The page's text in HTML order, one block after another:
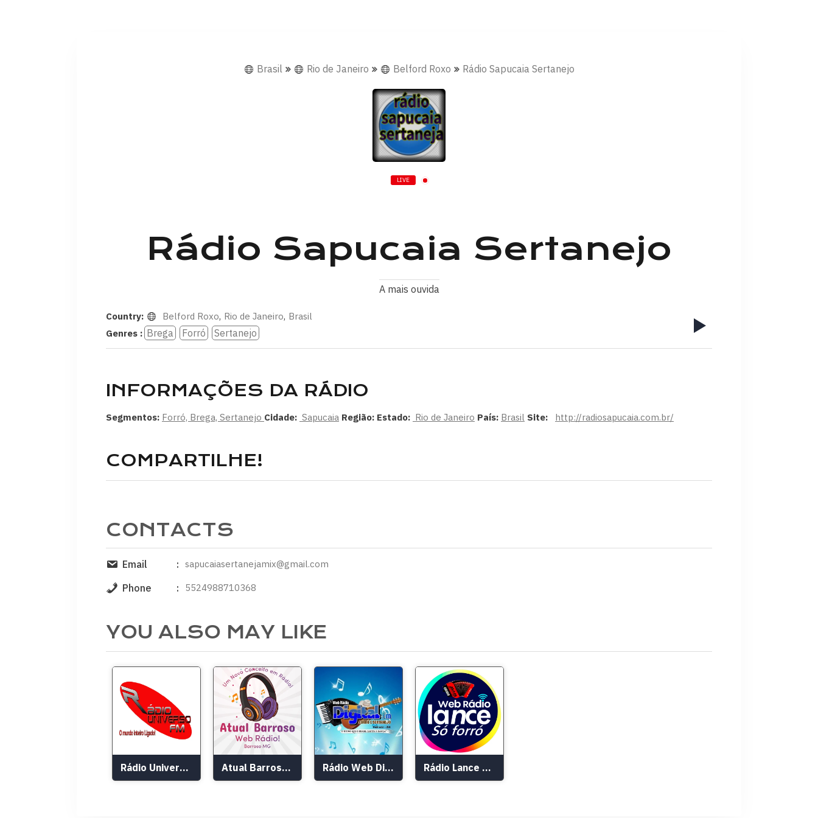
Brasil Rio de Janeiro Belford Roxo Rádio Sapucaia Sertanejo
LIVE
Rádio Sapucaia Sertanejo
A mais ouvida
Country: Belford Roxo, Rio de Janeiro, Brasil
Genres : Brega Forró Sertanejo
INFORMAÇÕES DA RÁDIO
Segmentos: Forró, Brega, Sertanejo Cidade: Sapucaia Região: Estado: Rio de Janeiro País: Brasil Site: http://radiosapucaia.com.br/
COMPARTILHE!
CONTACTS
Email sapucaiasertanejamix@gmail.com
Phone 5524988710368
YOU ALSO MAY LIKE
Rádio Universo FM Atual Barroso Web Rádio Rádio Web Digital FM Rádio Lance Só Forró